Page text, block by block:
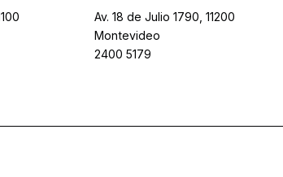
Av. 18 de Julio 1790, 11200
Montevideo
2400 5179